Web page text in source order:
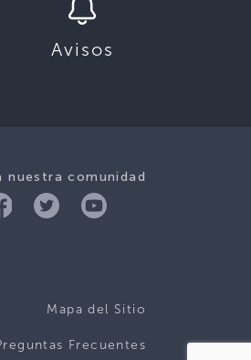
Avisos
nuestra comunidad
Mapa del Sitio
Frecuentes